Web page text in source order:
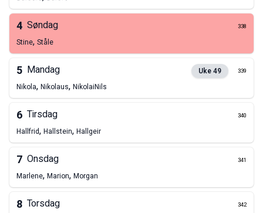
4 Søndag 338
Stine, Ståle
5 Mandag Uke49 339
Nikola, Nikolaus, NikolaiNils
6 Tirsdag 340
Hallfrid, Hallstein, Hallgeir
7 Onsdag 341
Marlene, Marion, Morgan
8 Torsdag 342